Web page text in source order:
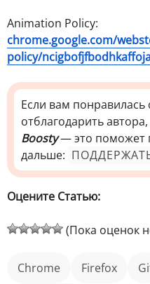
Animation Policy:
chrome.google.com/
policy/
Если вам понравилась
отблагодарить
Boosty— это поможет
дальше:
Оцените Статью:
(Пока оценок
Chrome Firefox